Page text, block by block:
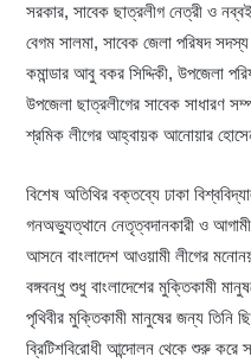
সরকার, সাবেক ছাত্রলীগ নেত্রী ও
বেগম সালমা, সাবেক জেলা পরিষদ
কমান্ডার আবু বকর সিদ্দিকী, উপজেলা
উপজেলা ছাত্রলীগের সাবেক সাধারণ
শ্রমিক লীগের আহ্বায়ক আনোয়ার
বিশেষ অতিথির বক্তব্যে ঢাকা
গনঅভ্যুত্থানে নেতৃত্বদানকারী ও
আসনে বাংলাদেশ আওয়ামী লীগের
বঙ্গবন্ধু শুধু বাংলাদেশের মুক্তিকামী
পৃথিবীর মুক্তিকামী মানুষের জন্য
ব্রিটিশবিরোধী আন্দোলন থেকে শুরু করে